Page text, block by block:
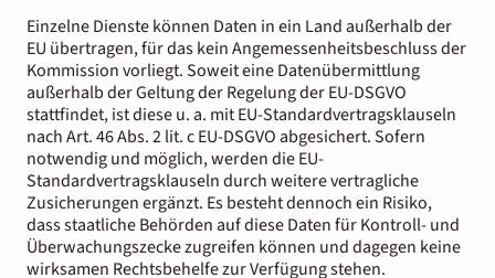
Einzelne Dienste können Daten in ein Land außerhalb der
EU übertragen, für das kein Angemessenheitsbeschluss der
Kommission vorliegt. Soweit eine Datenübermittlung
außerhalb der Geltung der Regelung der EU-DSGVO
stattfindet, ist diese u. a. mit EU-Standardvertragsklauseln
nach Art. 46 Abs. 2 lit. c EU-DSGVO abgesichert. Sofern
notwendig und möglich, werden die EU-
Standardvertragsklauseln durch weitere vertragliche
Zusicherungen ergänzt. Es besteht dennoch ein Risiko,
dass staatliche Behörden auf diese Daten für Kontroll- und
Überwachungszecke zugreifen können und dagegen keine
wirksamen Rechtsbehelfe zur Verfügung stehen.